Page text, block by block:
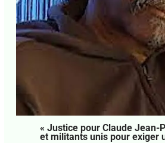
« Justice pour Claude Jean-
et militants unis pour exiger